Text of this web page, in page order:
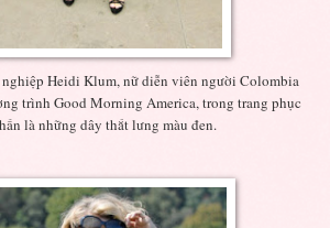
Heidi Klum, nữ diễn viên người Colombia
trình Good Morning America, trong trang phục
là những dây thắt lưng màu đen.